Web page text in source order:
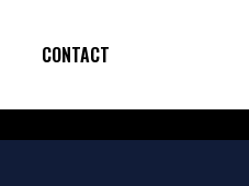
CONTACT